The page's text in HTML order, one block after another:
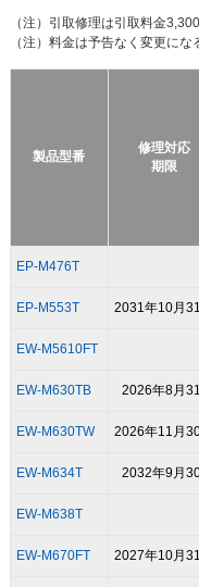
（注）引取修理は引取料金
（注）料金は予告なく変更にな
製品型番
修理対応
期限
EP-M476T
EP-M553T 2031年10月
EW-M5610FT
EW-M630TB 2026年8月
EW-M630TW 2026年11月
EW-M634T 2032年9月
EW-M638T
EW-M670FT 2027年10月